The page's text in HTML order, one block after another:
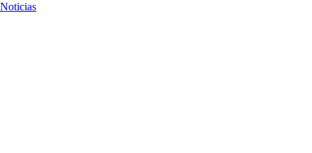
Noticias